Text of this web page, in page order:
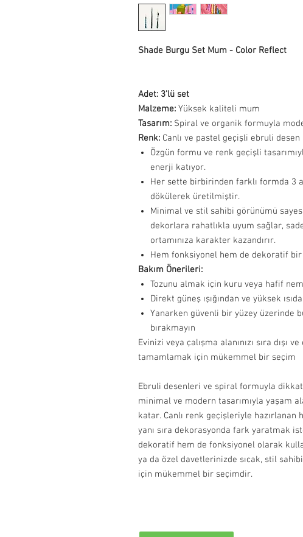
Shade Burgu Set Mum - Color Reflect
Adet: 3'lü set
Malzeme: Yüksek kaliteli mum
Tasarım: Spiral ve organik formuyla
Renk: Canlı ve pastel geçişli ebruli desen
Özgün formu ve renk geçişli
enerji katıyor.
Her sette birbirinden farklı formda 3
dökülerek üretilmiştir.
Minimal ve stil sahibi görünümü
dekorlara rahatlıkla uyum sağlar,
ortamınıza karakter kazandırır.
Hem fonksiyonel hem de dekoratif
Bakım Önerileri:
Tozunu almak için kuru veya hafif
Direkt güneş ışığından ve yüksek
Yanarken güvenli bir yüzey üzerinde
bırakmayın
Evinizi veya çalışma alanınızı sıra dışı
tamamlamak için mükemmel bir seçim
Ebruli desenleri ve spiral formuyla
minimal ve modern tasarımıyla yaşam
katar. Canlı renk geçişleriyle
yanı sıra dekorasyonda fark yaratmak
dekoratif hem de fonksiyonel olarak
ya da özel davetlerinizde sıcak, stil
için mükemmel bir seçimdir.